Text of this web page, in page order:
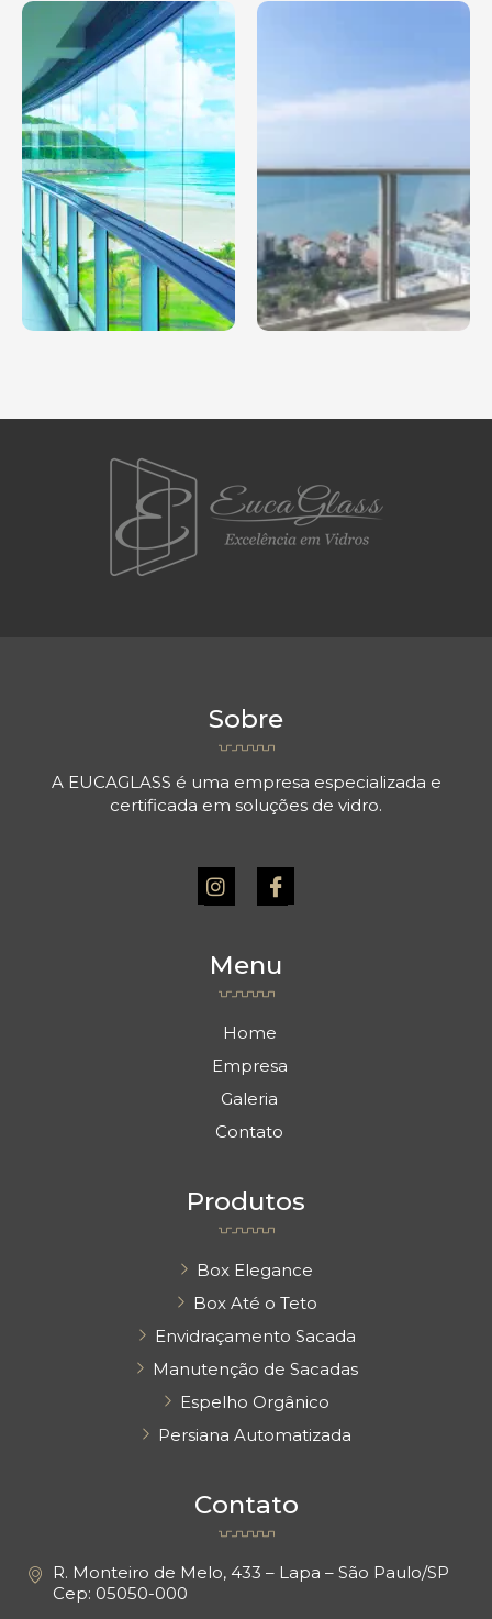
Sobre
A EUCAGLASS é uma empresa especializada e
certificada em soluções de vidro.
n
s
g
r
a
m
c
o
f
a
e
o
o
k
Menu
Home
Empresa
Galeria
Contato
Produtos
Box Elegance
Box Até o Teto
Envidraçamento Sacada
Manutenção de Sacadas
Espelho Orgânico
Persiana Automatizada
Contato
R. Monteiro de Melo, 433 – Lapa – São Paulo/SP
Cep: 05050-000